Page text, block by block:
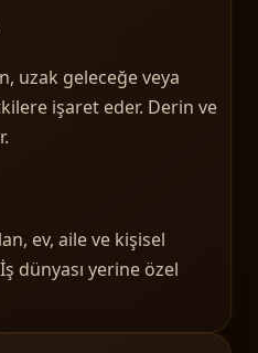
uzak geleceğe veya
işaret eder. Derin ve
ev, aile ve kişisel
dünyası yerine özel